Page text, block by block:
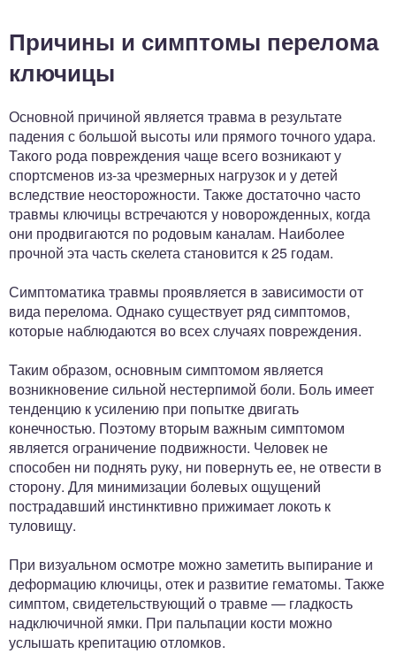
Причины и симптомы перелома
ключицы
Основной причиной является травма в результате
падения с большой высоты или прямого точного удара.
Такого рода повреждения чаще всего возникают у
спортсменов из-за чрезмерных нагрузок и у детей
вследствие неосторожности. Также достаточно часто
травмы ключицы встречаются у новорожденных, когда
они продвигаются по родовым каналам. Наиболее
прочной эта часть скелета становится к 25 годам.
Симптоматика травмы проявляется в зависимости от
вида перелома. Однако существует ряд симптомов,
которые наблюдаются во всех случаях повреждения.
Таким образом, основным симптомом является
возникновение сильной нестерпимой боли. Боль имеет
тенденцию к усилению при попытке двигать
конечностью. Поэтому вторым важным симптомом
является ограничение подвижности. Человек не
способен ни поднять руку, ни повернуть ее, не отвести в
сторону. Для минимизации болевых ощущений
пострадавший инстинктивно прижимает локоть к
туловищу.
При визуальном осмотре можно заметить выпирание и
деформацию ключицы, отек и развитие гематомы. Также
симптом, свидетельствующий о травме — гладкость
надключичной ямки. При пальпации кости можно
услышать крепитацию отломков.